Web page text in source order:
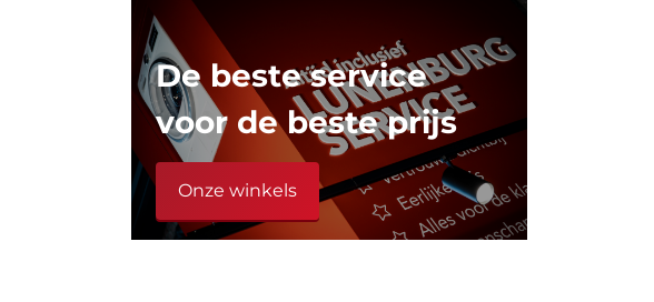
De beste service
voor de beste prijs
Onze winkels